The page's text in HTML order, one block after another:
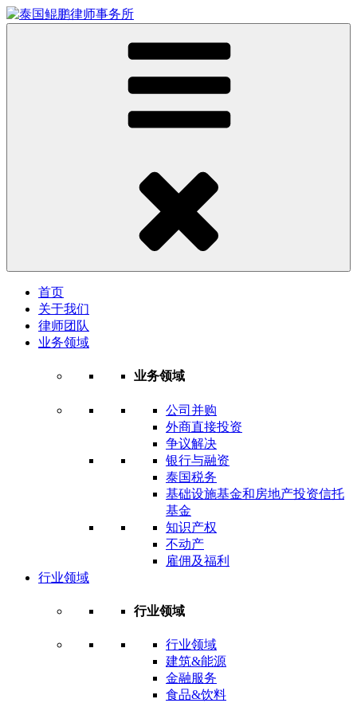
首页
关于我们
律师团队
业务领域
业务领域
公司并购
外商直接投资
争议解决
银行与融资
泰国税务
基础设施基金和房地产投资信托
基金
知识产权
不动产
雇佣及福利
行业领域
行业领域
行业领域
建筑&能源
金融服务
食品&饮料